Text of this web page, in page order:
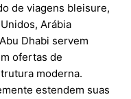
de viagens bleisure,
Arábia
Dhabi servem
ofertas de
moderna.
estendem suas